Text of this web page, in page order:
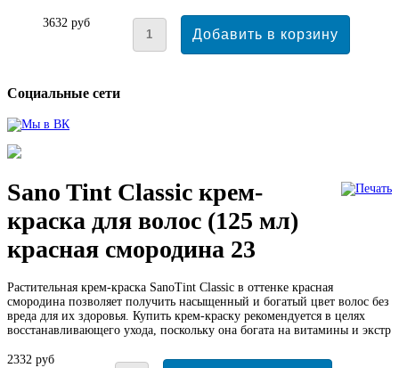
3632 руб
Социальные сети
Sano Tint Classic крем-
краска для волос (125 мл)
красная смородина 23
Растительная крем-краска SanoTint Classic в оттенке красная
смородина позволяет получить насыщенный и богатый цвет волос без
вреда для их здоровья. Купить крем-краску рекомендуется в целях
восстанавливающего ухода, поскольку она богата на витамины и экстр
2332 руб